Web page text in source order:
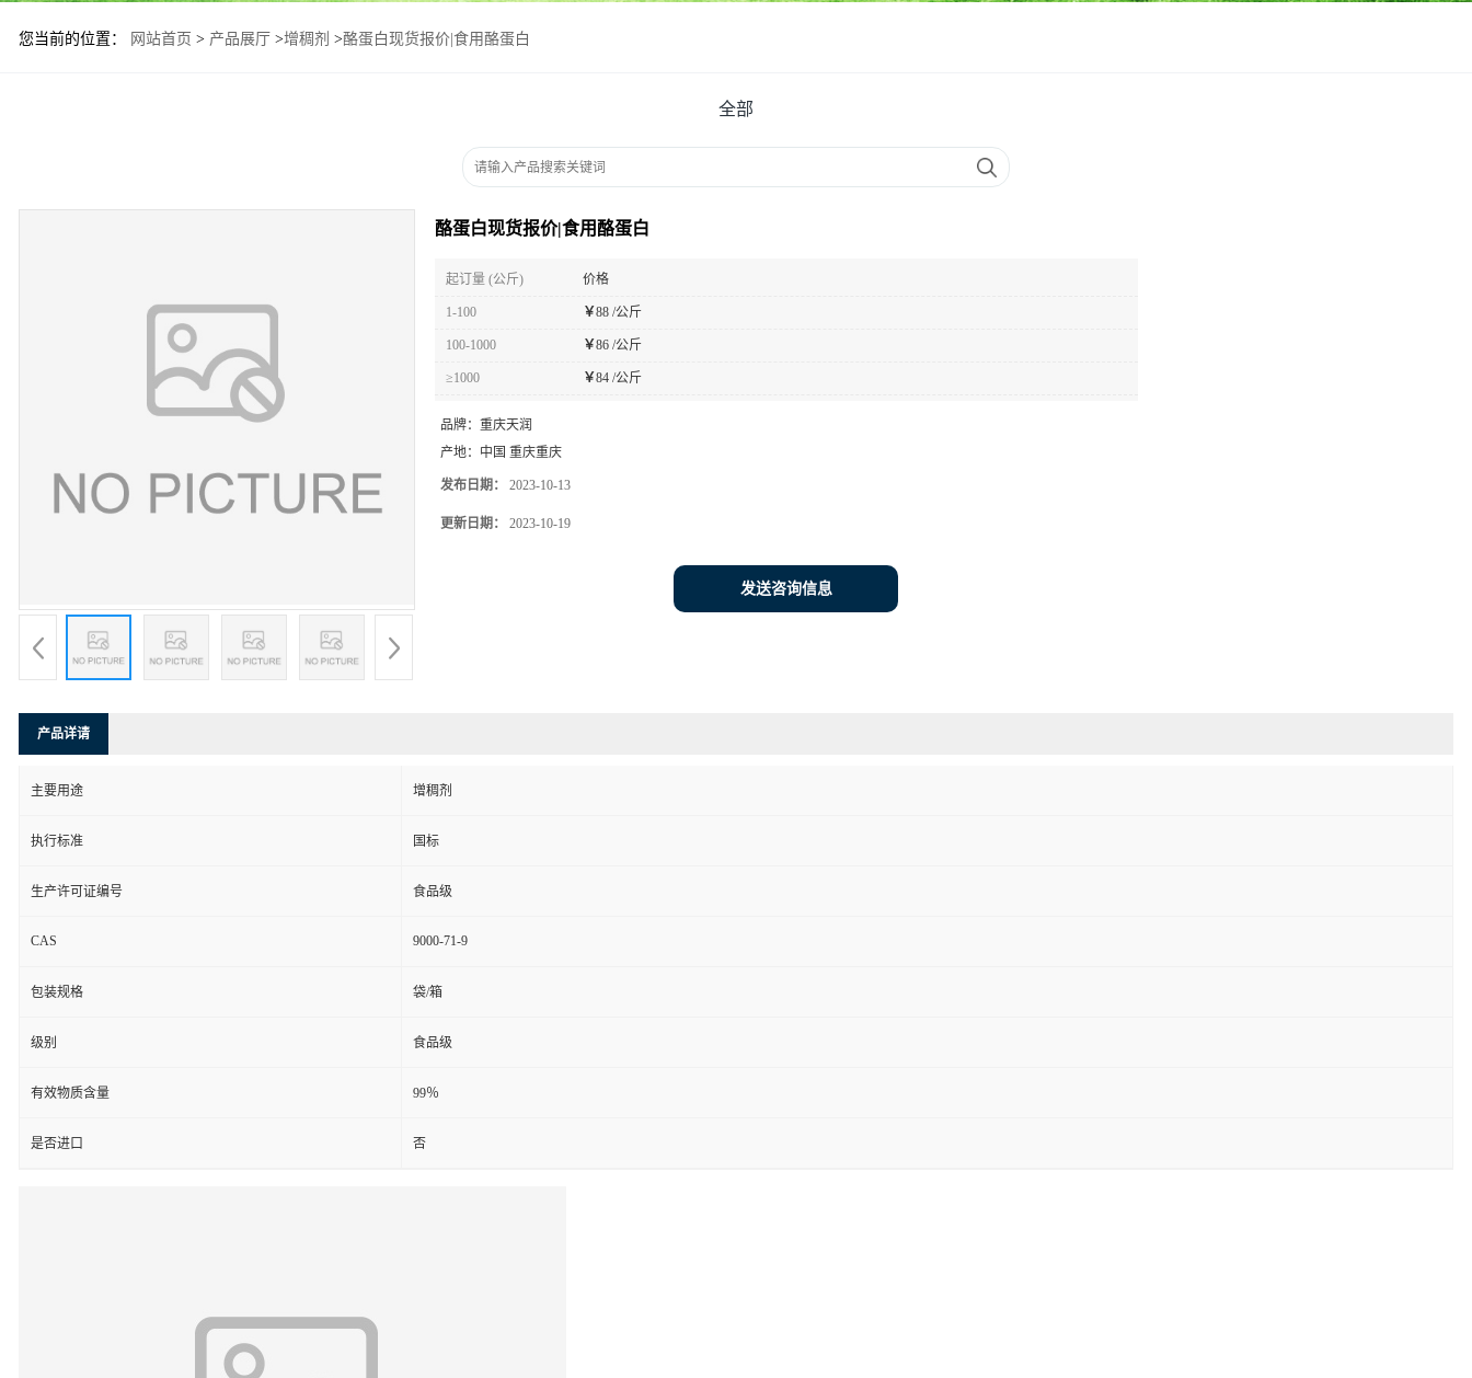
您当前的位置： 网站首页 > 产品展厅 >增稠剂 >酪蛋白现货报价|食用酪蛋白
全部
酪蛋白现货报价|食用酪蛋白
起订量 (公斤) 价格
1-100 ￥88 /公斤
100-1000 ￥86 /公斤
≥1000 ￥84 /公斤
品牌： 重庆天润
产地： 中国 重庆重庆
发布日期： 2023-10-13
更新日期： 2023-10-19
发送咨询信息
产品详请
主要用途 增稠剂
执行标准 国标
生产许可证编号 食品级
CAS 9000-71-9
包装规格 袋/箱
级别 食品级
有效物质含量 99％
是否进口 否